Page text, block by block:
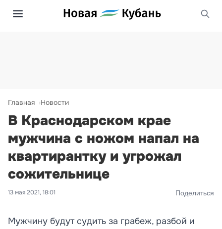
Главная Новости
В Краснодарском крае
мужчина с ножом напал на
квартирантку и угрожал
сожительнице
13 мая 2021, 18:01 Поделиться
Мужчину будут судить за грабеж, разбой и